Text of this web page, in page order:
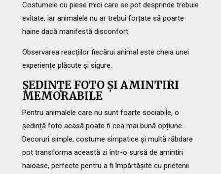
Costumele cu piese mici care se pot desprinde trebuie
evitate, iar animalele nu ar trebui forțate să poarte
haine dacă manifestă disconfort.
Observarea reacțiilor fiecărui animal este cheia unei
experiențe plăcute și sigure.
ȘEDINȚE FOTO ȘI AMINTIRI
MEMORABILE
Pentru animalele care nu sunt foarte sociabile, o
ședință foto acasă poate fi cea mai bună opțiune.
Decoruri simple, costume simpatice și multă răbdare
pot transforma această zi într-o sursă de amintiri
haioase, perfecte pentru a fi împărtășite cu prietenii